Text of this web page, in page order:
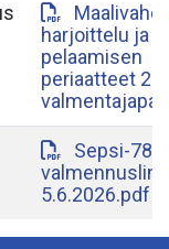
harjoittelu ja
pelaamisen
periaatteet
Sepsi-78
5.6.2026.pdf